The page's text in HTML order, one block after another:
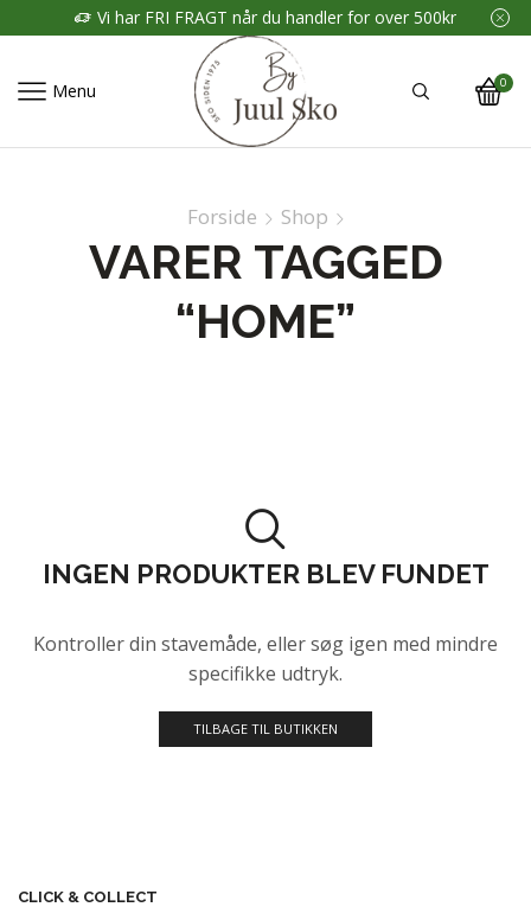
Vi har FRI FRAGT når du handler for over 500kr
Menu 0
Forside Shop
VARER TAGGED
“HOME”
INGEN PRODUKTER BLEV FUNDET
Kontroller din stavemåde, eller søg igen med mindre
specifikke udtryk.
TILBAGE TIL BUTIKKEN
CLICK & COLLECT